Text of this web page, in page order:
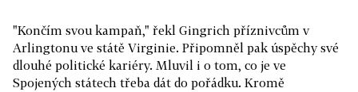
"Končím svou kampaň," řekl Gingrich příznivcům v
Arlingtonu ve státě Virginie. Připomněl pak úspěchy své
dlouhé politické kariéry. Mluvil i o tom, co je ve
Spojených státech třeba dát do pořádku. Kromě